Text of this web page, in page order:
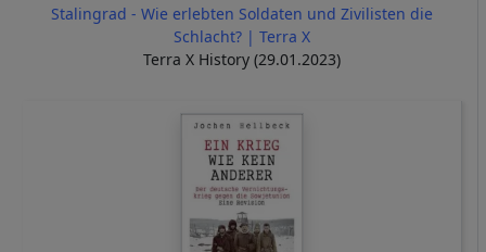
Stalingrad - Wie erlebten Soldaten und Zivilisten die
Schlacht? | Terra X
Terra X History (29.01.2023)